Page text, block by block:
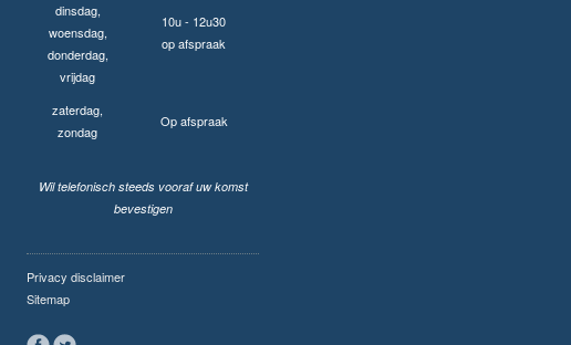
dinsdag,
woensdag,
donderdag,
vrijdag
10u - 12u30
op afspraak
zaterdag,
zondag
Op afspraak
Wil telefonisch steeds vooraf uw komst
bevestigen
Privacy disclaimer
Sitemap